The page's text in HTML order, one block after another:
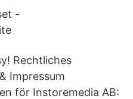
-
Rechtliches
Impressum
för Instoremedia AB: